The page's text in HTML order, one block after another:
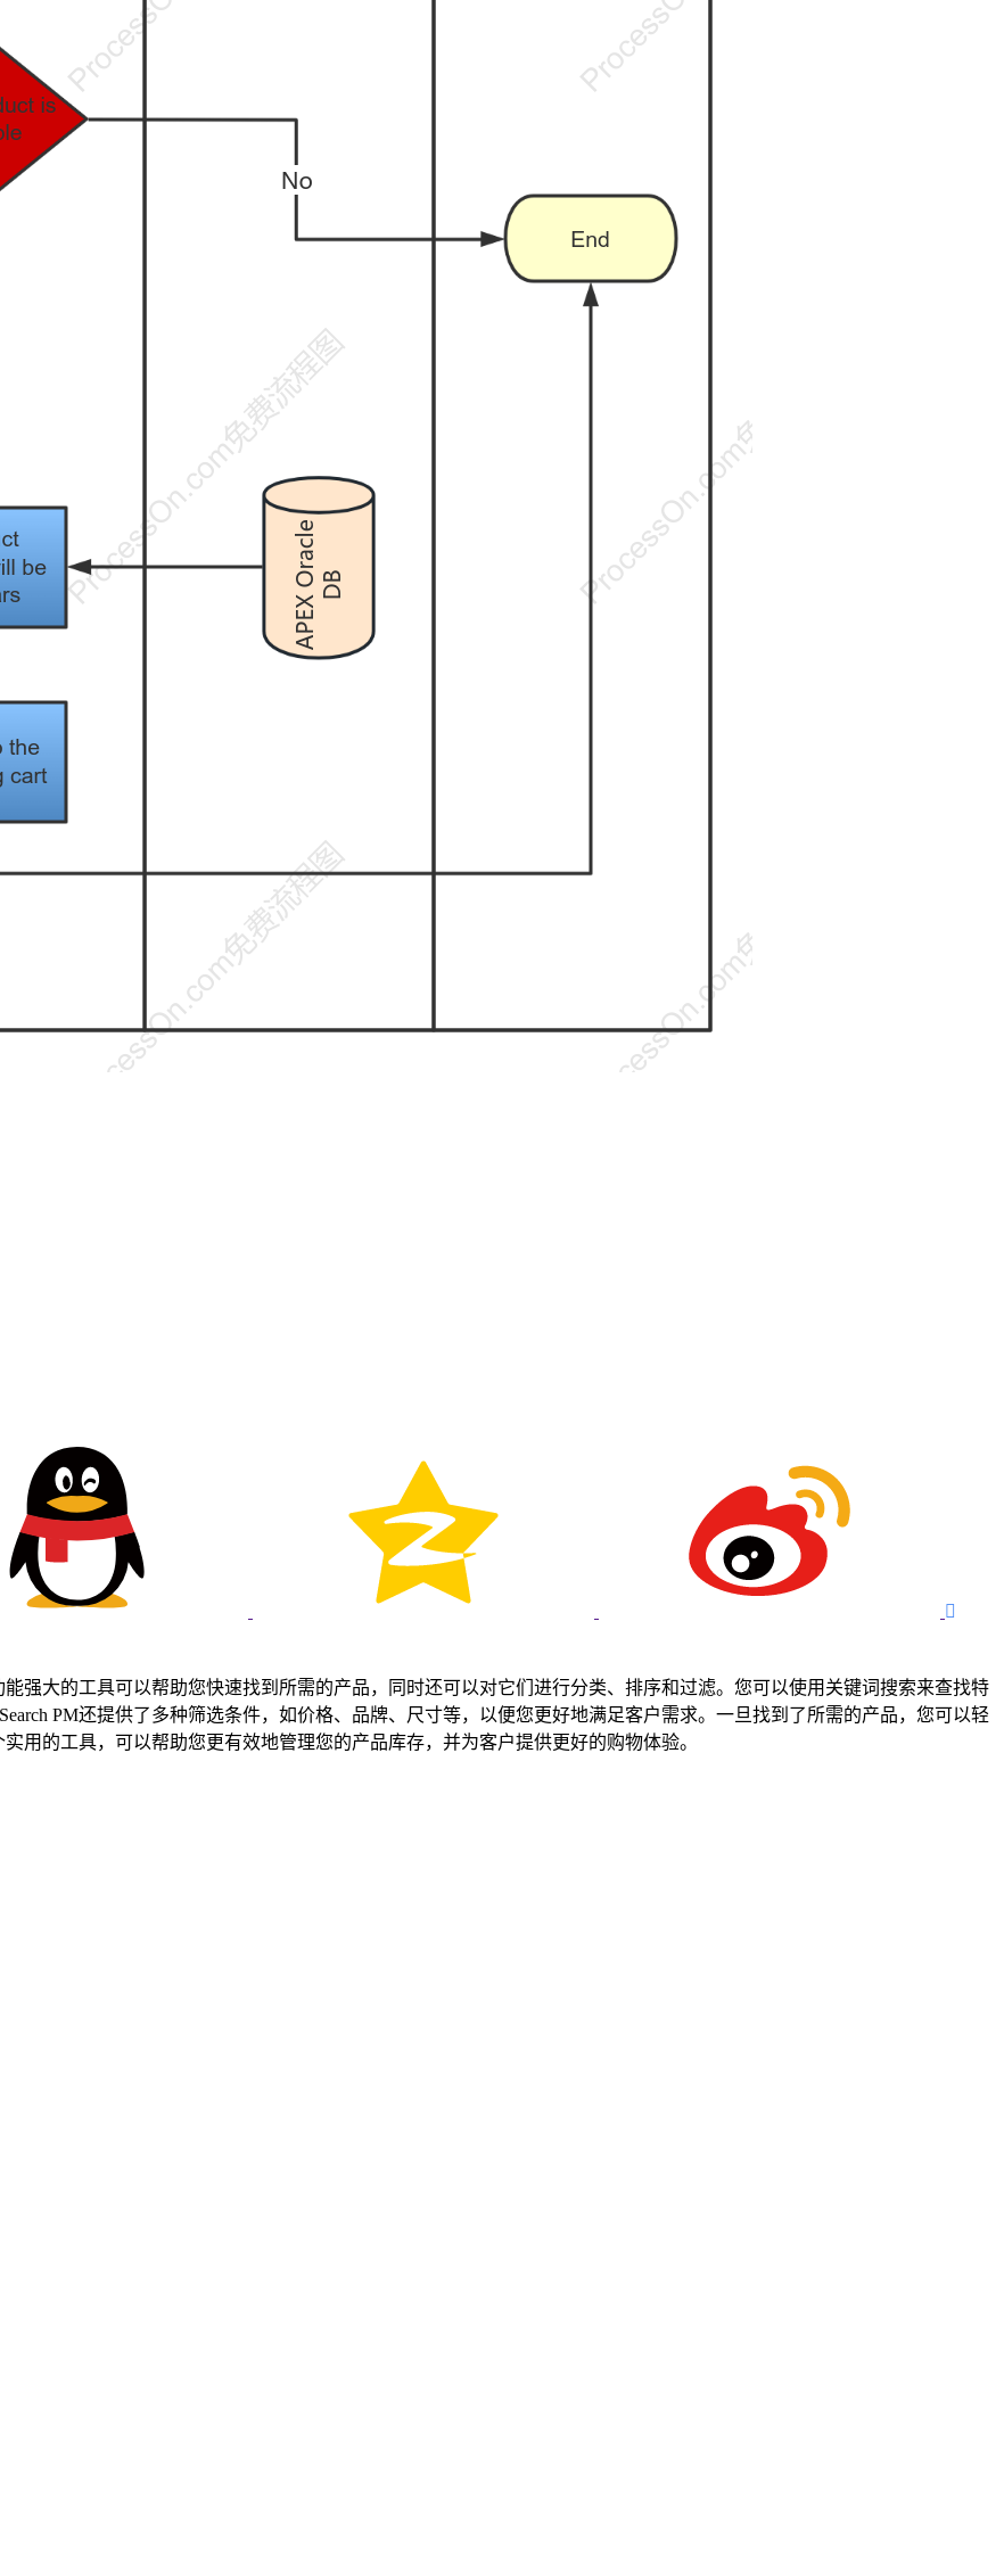

强大的工具可以帮助您快速找到所需的产品，同时还可以对它们进行分类、排序和过滤。您可以使用关键词搜索来查找特
PM还提供了多种筛选条件，如价格、品牌、尺寸等，以便您更好地满足客户需求。一旦找到了所需的产品，您可以轻
用的工具，可以帮助您更有效地管理您的产品库存，并为客户提供更好的购物体验。